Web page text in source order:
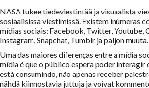
NASA tukee tiedeviestintää ja visuaalista
sosiaalisissa viestimissä. Existem inúmeras
mídias sociais: Facebook, Twitter, Youtube,
Instagram, Snapchat, Tumblr ja paljon muuta.
Uma das maiores diferenças entre a mídia
mídia é que o público espera poder interagir
está consumindo, não apenas receber
nähdä kiinnostavia juttuja ja voivat